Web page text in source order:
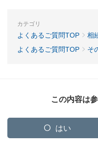
カテゴリ
よくあるご質問TOP
相
よくあるご質問TOP
そ
この内容は
はい